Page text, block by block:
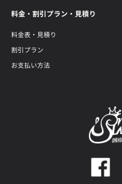
料金・割引プラン・見積り
料金表・見積り
割引プラン
お支払い方法